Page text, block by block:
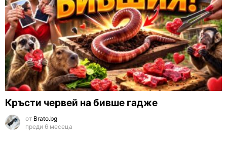
Кръсти червей на бивше гадже
от Brato.bg
преди 6 месеца